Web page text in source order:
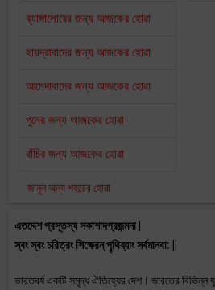
ব্যাঙ্গালোরের জন্য আজকের হোৱা
হায়দ্রাবাদের জন্য আজকের হোৱা
আমেদাবাদের জন্য আজকের হোৱা
পুনের জন্য আজকের হোৱা
রাঁচির জন্য আজকের হোৱা
জানুন অন্য শহরের হোৱা
এতদ্দেশ প্রসূতস্য সকাশাদগ্রজন্মনা |
স্বং স্বং চরিত্রং শিক্ষেরন্ পৄথিব্যাং সর্বমানবা: ||
ভারতবর্ষ একটি সমৃদ্ধ ঐতিহ্যের দেশ। ভারতের বিভিন্ন